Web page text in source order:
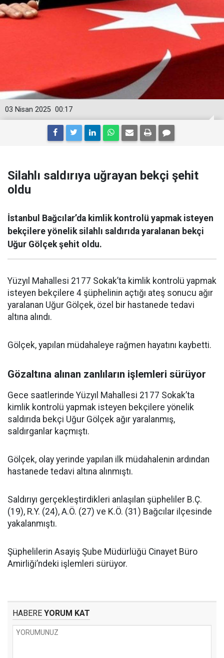
00:17
03 Nisan 2025
Silahlı saldırıya uğrayan bekçi şehit
oldu
İstanbul Bağcılar’da kimlik kontrolü yapmak isteyen
bekçilere yönelik silahlı saldırıda yaralanan bekçi
Uğur Gölçek şehit oldu.
Yüzyıl Mahallesi 2177 Sokak’ta kimlik kontrolü yapmak
isteyen bekçilere 4 şüphelinin açtığı ateş sonucu ağır
yaralanan Uğur Gölçek, özel bir hastanede tedavi
altına alındı.
Gölçek, yapılan müdahaleye rağmen hayatını kaybetti.
Gözaltına alınan zanlıların işlemleri sürüyor
Gece saatlerinde Yüzyıl Mahallesi 2177 Sokak’ta
kimlik kontrolü yapmak isteyen bekçilere yönelik
saldırıda bekçi Uğur Gölçek ağır yaralanmış,
saldırganlar kaçmıştı.
Gölçek, olay yerinde yapılan ilk müdahalenin ardından
hastanede tedavi altına alınmıştı.
Saldırıyı gerçekleştirdikleri anlaşılan şüpheliler B.Ç.
(19), R.Y. (24), A.Ö. (27) ve K.Ö. (31) Bağcılar ilçesinde
yakalanmıştı.
Şüphelilerin Asayiş Şube Müdürlüğü Cinayet Büro
Amirliği’ndeki işlemleri sürüyor.
HABERE YORUM KAT